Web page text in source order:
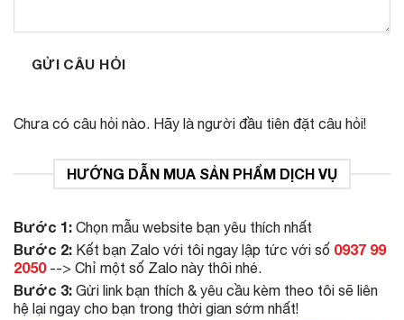
GỬI CÂU HỎI
Chưa có câu hỏi nào. Hãy là người đầu tiên đặt câu hỏi!
HƯỚNG DẪN MUA SẢN PHẨM DỊCH VỤ
Bước 1: Chọn mẫu website bạn yêu thích nhất
Bước 2: Kết bạn Zalo với tôi ngay lập tức với số 0937 99
2050--> Chỉ một số Zalo này thôi nhé.
Bước 3: Gửi link bạn thích & yêu cầu kèm theo tôi sẽ liên
hệ lại ngay cho bạn trong thời gian sớm nhất!